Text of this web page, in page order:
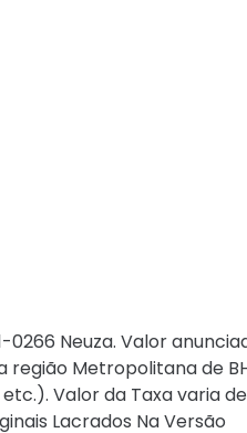
0266 Neuza. Valor
região Metropolitana de
Valor da Taxa varia de
Lacrados Na Versão